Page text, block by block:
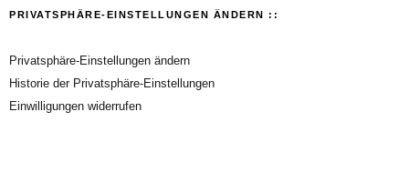
PRIVATSPHÄRE-EINSTELLUNGEN ÄNDERN ::
Privatsphäre-Einstellungen ändern
Historie der Privatsphäre-Einstellungen
Einwilligungen widerrufen